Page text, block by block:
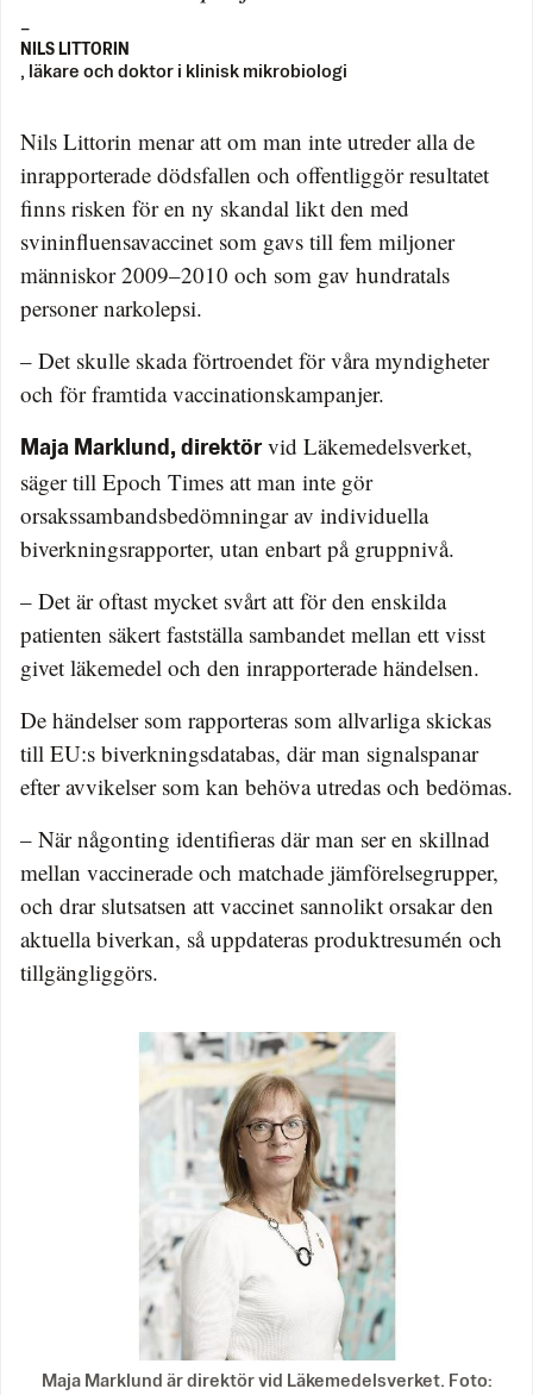
–
NILS LITTORIN
, läkare och doktor i klinisk mikrobiologi
Nils Littorin menar att om man inte utreder alla de
inrapporterade dödsfallen och offentliggör resultatet
finns risken för en ny skandal likt den med
svininfluensavaccinet som gavs till fem miljoner
människor 2009–2010 och som gav hundratals
personer narkolepsi.
– Det skulle skada förtroendet för våra myndigheter
och för framtida vaccinationskampanjer.
Maja Marklund, direktör vid Läkemedelsverket,
säger till Epoch Times att man inte gör
orsakssambandsbedömningar av individuella
biverkningsrapporter, utan enbart på gruppnivå.
– Det är oftast mycket svårt att för den enskilda
patienten säkert fastställa sambandet mellan ett visst
givet läkemedel och den inrapporterade händelsen.
De händelser som rapporteras som allvarliga skickas
till EU:s biverkningsdatabas, där man signalspanar
efter avvikelser som kan behöva utredas och bedömas.
– När någonting identifieras där man ser en skillnad
mellan vaccinerade och matchade jämförelsegrupper,
och drar slutsatsen att vaccinet sannolikt orsakar den
aktuella biverkan, så uppdateras produktresumén och
tillgängliggörs.
Maja Marklund är direktör vid Läkemedelsverket. Foto: